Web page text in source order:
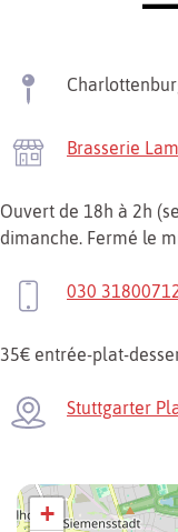
Brasserie
Ouvert de 18h à 2h
dimanche. Fermé le
030
35€ entrée-plat-
Stuttgarter
+